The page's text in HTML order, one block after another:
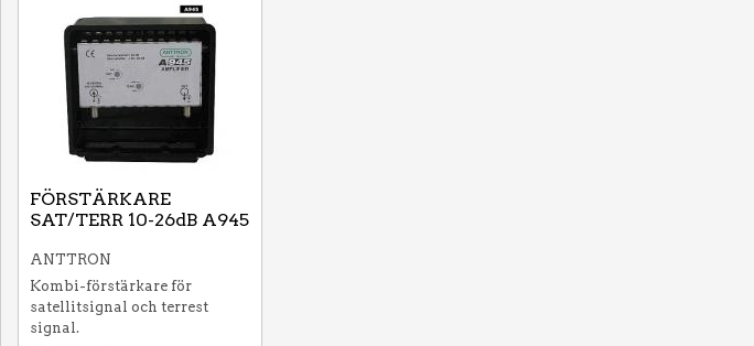
FÖRSTÄRKARE
SAT/TERR 10-26dB A945
ANTTRON
Kombi-förstärkare för
satellitsignal och terrest
signal.